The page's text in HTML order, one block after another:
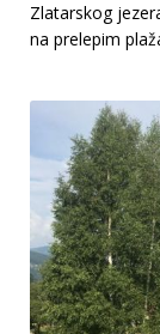
Zlatarskog
na prelepim